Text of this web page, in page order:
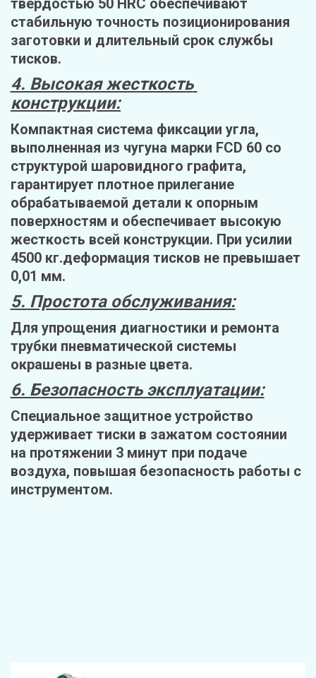
твердостью 50 HRC обеспечивают
стабильную точность позиционирования
заготовки и длительный срок службы
тисков.
4. Высокая жесткость
конструкции:
Компактная система фиксации угла,
выполненная из чугуна марки FCD 60 со
структурой шаровидного графита,
гарантирует плотное прилегание
обрабатываемой детали к опорным
поверхностям и обеспечивает высокую
жесткость всей конструкции. При усилии
4500 кг.деформация тисков не превышает
0,01 мм.
5. Простота обслуживания:
Для упрощения диагностики и ремонта
трубки пневматической системы
окрашены в разные цвета.
6. Безопасность эксплуатации:
Специальное защитное устройство
удерживает тиски в зажатом состоянии
на протяжении 3 минут при подаче
воздуха, повышая безопасность работы с
инструментом.